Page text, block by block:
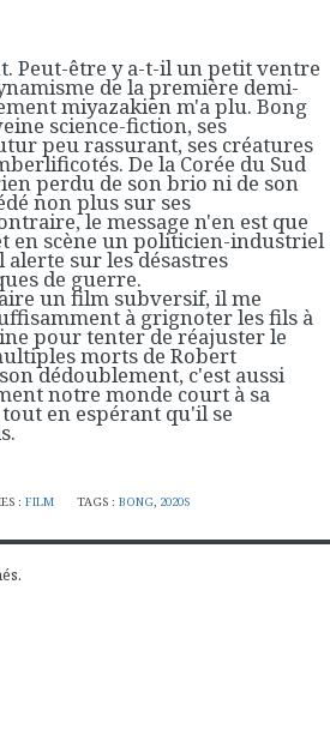
Peut-être y a-t-il un petit ventre
de la première demi-
miyazakien m'a plu. Bong
science-fiction, ses
peu rassurant, ses créatures
De la Corée du Sud
perdu de son brio ni de son
non plus sur ses
le message n'en est que
en scène un politicien-industriel
sur les désastres
de guerre.
un film subversif, il me
à grignoter les fils à
pour tenter de réajuster le
morts de Robert
dédoublement, c'est aussi
notre monde court à sa
en espérant qu'il se
: FILM TAGS :BONG, 2020S